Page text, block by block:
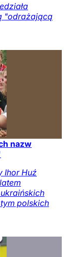
"odrażającą
nazw
Ihor Huź
polskich